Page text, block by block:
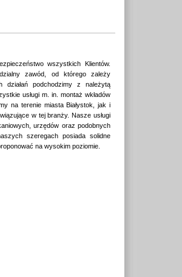
wszystkich Klientów.
zawód, od którego zależy
podchodzimy z należytą
usługi m. in. montaż wkładów
na terenie miasta Białystok, jak i
w tej branży. Nasze usługi
urzędów oraz podobnych
szeregach posiada solidne
na wysokim poziomie.